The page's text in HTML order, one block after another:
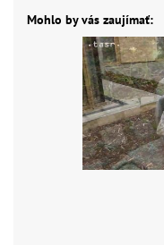
Mohlo by vás zaujímať: